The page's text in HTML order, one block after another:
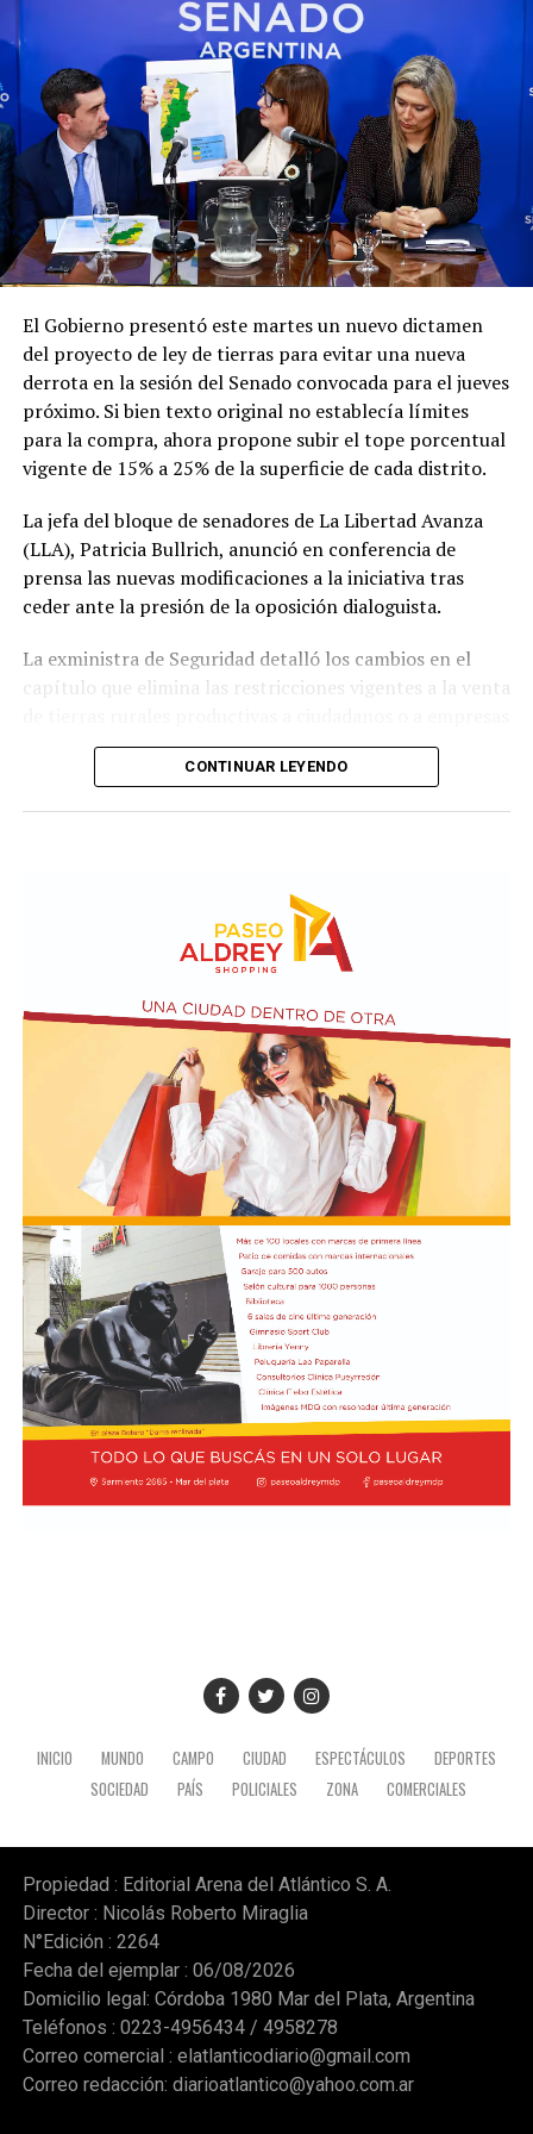
Posteriormente, a las 18, la comitiva presidencial se
trasladará a la ciudad de Cali, Colombia, donde Milei hará
escala para encarar la segunda parte de su periplo
internacional.
Este viernes, a las 9, el mandatario argentino asistirá a la
ceremonia de asunción del presidente electo de
Colombia, Abelardo de la Espriella.
Con este viaje, Milei busca continuar afianzando las
relaciones bilaterales y la sintonía política con los
gobiernos de la región que comparten sus ideas, en una
gira que se extenderá hasta el fin de semana antes de su
regreso a Buenos Aires.
entre los Estados "deben responder a los intereses
permanentes de sus pueblos y no quedar supeditadas a
las necesidades políticas y/o personales de los
gobernantes de turno".
Finalmente, el Gobierno señaló que la política exterior
argentina continuará guiándose "exclusivamente por la
defensa del interés nacional, la soberanía y el mandato
conferido por el pueblo argentino".
El Gobierno presentó este martes un nuevo dictamen
del proyecto de ley de tierras para evitar una nueva
derrota en la sesión del Senado convocada para el jueves
próximo. Si bien texto original no establecía límites
para la compra, ahora propone subir el tope porcentual
vigente de 15% a 25% de la superficie de cada distrito.
La jefa del bloque de senadores de La Libertad Avanza
(LLA), Patricia Bullrich, anunció en conferencia de
prensa las nuevas modificaciones a la iniciativa tras
ceder ante la presión de la oposición dialoguista.
La exministra de Seguridad detalló los cambios en el
capítulo que elimina las restricciones vigentes a la venta
de capitales extranjeros.
Según el nuevo dictamen, se establece un tope de 25%
Por otro lado, la iniciativa introduce un agregado sobre
el artículo 4 de Ley N° 21.499 relacionada a las
En la conferencia de prensa acompañaron a Bullrich los
presidentes de las comisiones de Asuntos
Constitucionales, Agustín Coto (LLA-Tierra del Fuego),
y de Legislación General, Nadia Márquez (LLA-Neuquén).
FOTO: Bullrich, durante la conferencia de prensa en el
Senado. Rodrigo Néspolo/LA NACIÓN
CONTINUAR LEYENDO
INICIO MUNDO CAMPO CIUDAD ESPECTÁCULOS
DEPORTES
SOCIEDAD
PAÍS POLICIALES ZONA COMERCIALES
Propiedad : Editorial Arena del Atlántico S. A.
Director : Nicolás Roberto Miraglia
N°Edición : 2264
Fecha del ejemplar : 06/08/2026
Domicilio legal: Córdoba 1980 Mar del Plata, Argentina
Teléfonos : 0223-4956434 / 4958278
Correo comercial : elatlanticodiario@gmail.com
Correo redacción: diarioatlantico@yahoo.com.ar